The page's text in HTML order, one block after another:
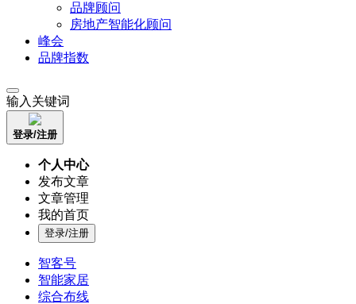
品牌顾问
房地产智能化顾问
峰会
品牌指数
输入关键词
登录/注册
个人中心
发布文章
文章管理
我的首页
登录/注册
智客号
智能家居
综合布线